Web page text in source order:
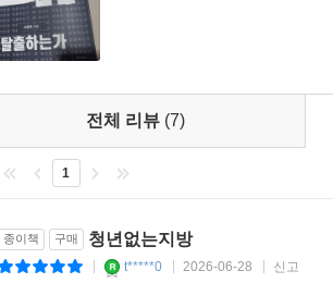
네트워크 - 고립이 아닌 연결
은 왜 베를린에 몰리지 않았나
관계인구 1,827만이 던지는 교훈
’은 이 특별법의 기준이어야 한다
리적 프리미엄의 환원
부동산은 국가가 만든 가격이다
과 제주 - 한국형 환원의 실험
이 만든 가치, 공공이 되찾아야 한다
전체 리뷰 (7)
1
종이책 구매 청년없는지방
t*****0 2026-06-28 신고